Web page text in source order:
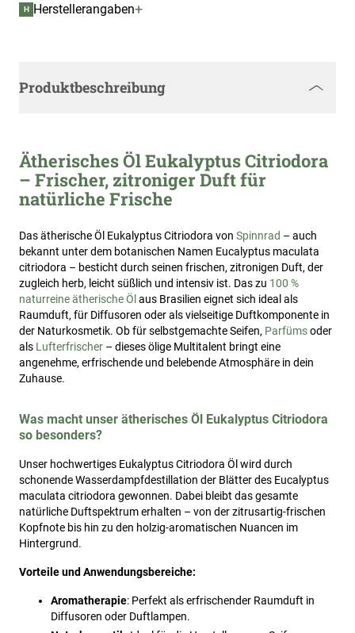
H Herstellerangaben+
Produktbeschreibung
Ätherisches Öl Eukalyptus Citriodora
– Frischer, zitroniger Duft für
natürliche Frische
Das ätherische Öl Eukalyptus Citriodora von Spinnrad – auch
bekannt unter dem botanischen Namen Eucalyptus maculata
citriodora – besticht durch seinen frischen, zitronigen Duft, der
zugleich herb, leicht süßlich und intensiv ist. Das zu 100 %
naturreine ätherische Öl aus Brasilien eignet sich ideal als
Raumduft, für Diffusoren oder als vielseitige Duftkomponente in
der Naturkosmetik. Ob für selbstgemachte Seifen, Parfümsoder
als Lufterfrischer – dieses ölige Multitalent bringt eine
angenehme, erfrischende und belebende Atmosphäre in dein
Zuhause.
Was macht unser ätherisches Öl Eukalyptus Citriodora
so besonders?
Unser hochwertiges Eukalyptus Citriodora Öl wird durch
schonende Wasserdampfdestillation der Blätter des Eucalyptus
maculata citriodora gewonnen. Dabei bleibt das gesamte
natürliche Duftspektrum erhalten – von der zitrusartig-frischen
Kopfnote bis hin zu den holzig-aromatischen Nuancen im
Hintergrund.
Vorteile und Anwendungsbereiche:
Aromatherapie: Perfekt als erfrischender Raumduft in
Diffusoren oder Duftlampen.